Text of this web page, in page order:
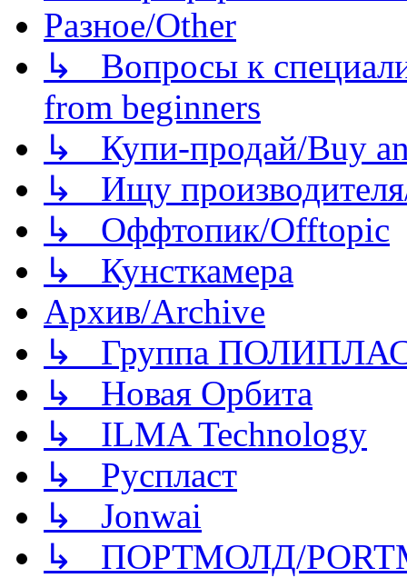
Разное/Other
↳ Вопросы к
from beginners
↳ Купи-продай/Buy
↳ Ищу
↳ Оффтопик/Offtopic
↳ Кунсткамера
Архив/Archive
↳ Группа
↳ Новая Орбита
↳ ILMA Technology
↳ Руспласт
↳ Jonwai
↳ ПОРТМОЛД/